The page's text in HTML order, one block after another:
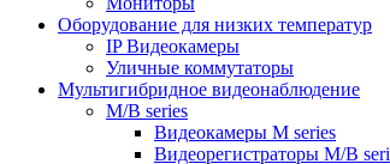
Оборудование для низких температур
IP Видеокамеры
Уличные коммутаторы
Мультигибридное видеонаблюдение
M/B series
Видеокамеры M series
Видеорегистраторы M/B